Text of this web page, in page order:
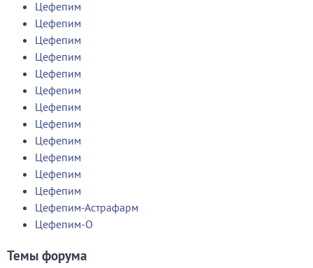
Цефепим
Цефепим
Цефепим
Цефепим
Цефепим
Цефепим
Цефепим
Цефепим
Цефепим
Цефепим
Цефепим
Цефепим
Цефепим-Астрафарм
Цефепим-О
Темы форума